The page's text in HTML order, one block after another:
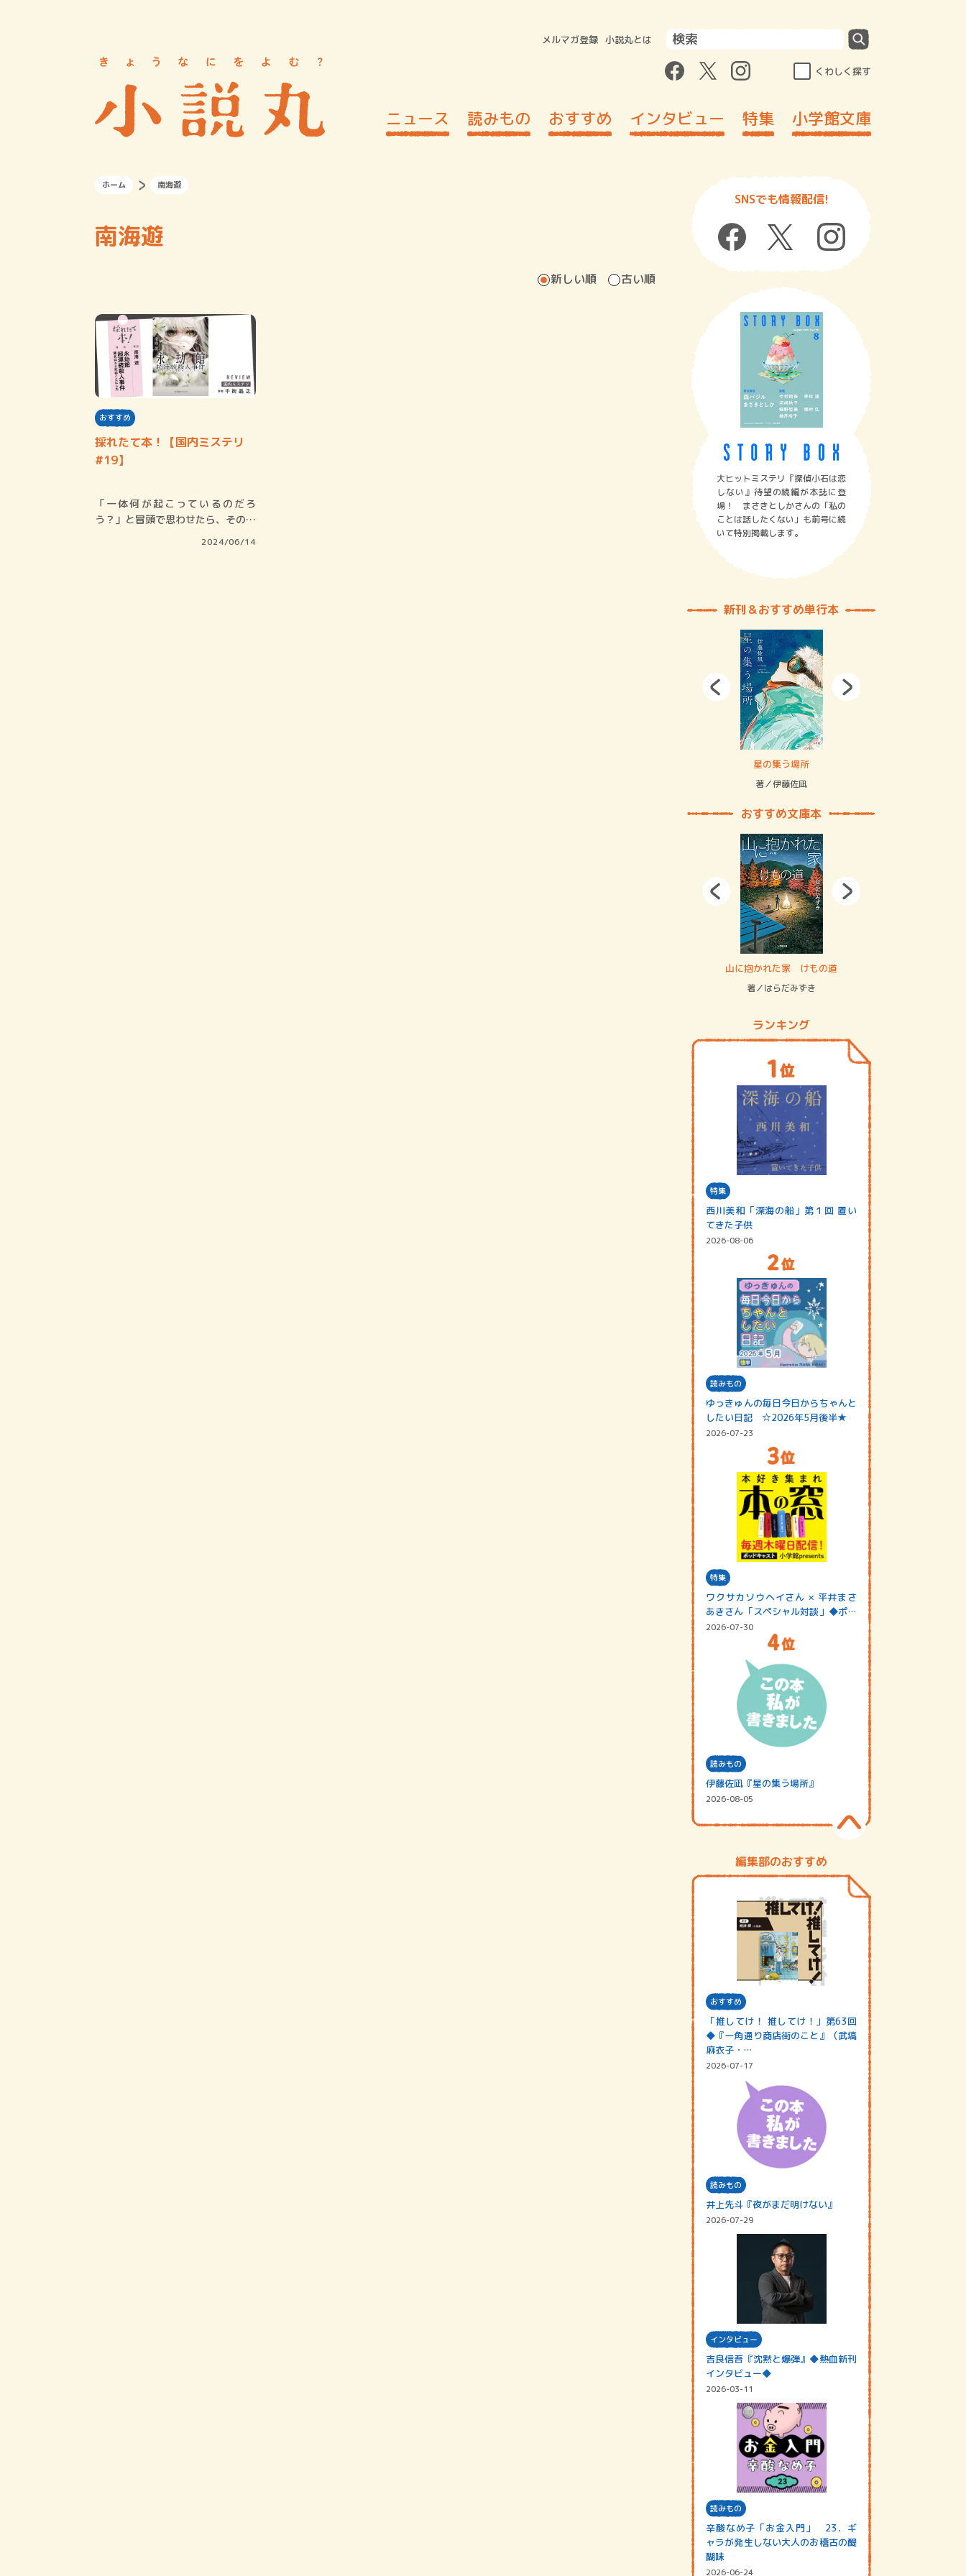
メルマガ登録 小説丸とは
くわしく探す
ニュース 読みもの おすすめ インタビュー 特集 小学館文庫
ホーム 南海遊
南海遊
新しい順 古い順
おすすめ
採れたて本！【国内ミステリ
#19】
「一体何が起こっているのだろ
う？」と冒頭で思わせたら、その小
2024/06/14
SNSでも情報配信!
大ヒットミステリ『探偵小石は恋
しない』待望の続編が本誌に登
場！ まさきとしかさんの「私の
ことは話したくない」も前号に続
いて特別掲載します。
新刊＆おすすめ単行本
星の集う場所
著／伊藤佐凪
おすすめ文庫本
山に抱かれた家 けもの道
著／はらだみずき
ランキング
特集
西川美和「深海の船」第１回 置い
てきた子供
2026-08-06
読みもの
ゆっきゅんの毎日今日からちゃんと
したい日記 ☆2026年5月後半★
2026-07-23
特集
ワクサカソウヘイさん × 平井まさ
あきさん「スペシャル対談」◆ポッ
ドキャスト…
2026-07-30
読みもの
伊藤佐凪『星の集う場所』
2026-08-05
編集部のおすすめ
おすすめ
「推してけ！ 推してけ！」第63回
◆『一角通り商店街のこと』（武塙
麻衣子・…
2026-07-17
読みもの
井上先斗『夜がまだ明けない』
2026-07-29
インタビュー
吉良信吾『沈黙と爆弾』◆熱血新刊
インタビュー◆
2026-03-11
読みもの
辛酸なめ子「お金入門」 23．ギ
ャラが発生しない大人のお稽古の醍
醐味
2026-06-24